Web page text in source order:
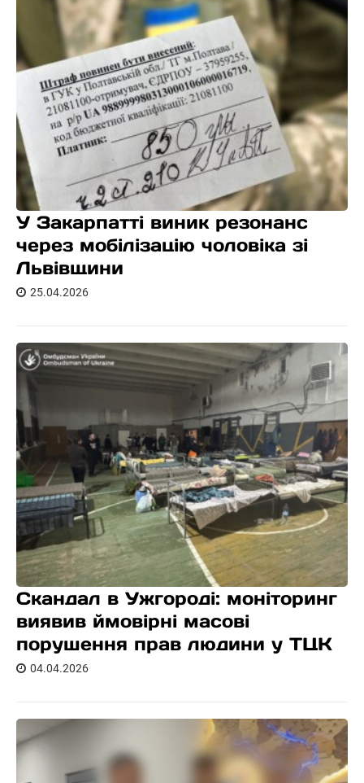
У Закарпатті виник резонанс
через мобілізацію чоловіка зі
Львівщини
25.04.2026
Скандал в Ужгороді: моніторинг
виявив ймовірні масові
порушення прав людини у ТЦК
04.04.2026